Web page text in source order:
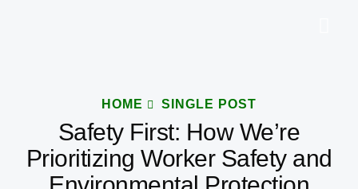
HOME SINGLE POST
Safety First: How We’re
Prioritizing Worker Safety and